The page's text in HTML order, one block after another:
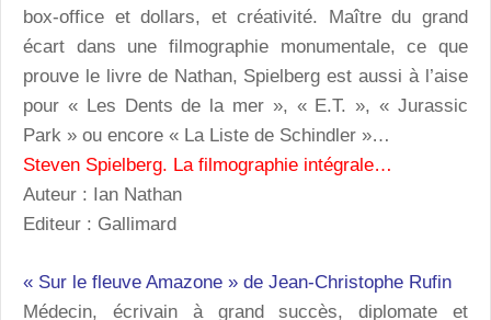
box-office et dollars, et créativité. Maître du grand
écart dans une filmographie monumentale, ce que
prouve le livre de Nathan, Spielberg est aussi à l’aise
pour « Les Dents de la mer », « E.T. », « Jurassic
Park » ou encore « La Liste de Schindler »…
Steven Spielberg. La filmographie intégrale…
Auteur : Ian Nathan
Editeur : Gallimard
« Sur le fleuve Amazone » de Jean-Christophe Rufin
Médecin, écrivain à grand succès, diplomate et